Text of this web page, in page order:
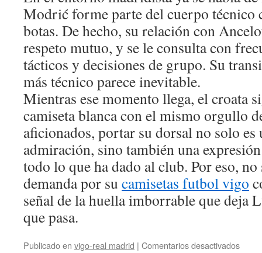
Modrić forme parte del cuerpo técnico
botas. De hecho, su relación con
respeto mutuo, y se le consulta con
tácticos y decisiones de grupo. Su
más técnico parece inevitable.
Mientras ese momento llega, el croata
camiseta blanca con el mismo orgullo
aficionados, portar su dorsal no solo es
admiración, sino también una
todo lo que ha dado al club. Por eso,
demanda por su camisetas futbol vigo
señal de la huella imborrable que deja
que pasa.
Publicado en vigo-real madrid | Comentarios desactivadosen